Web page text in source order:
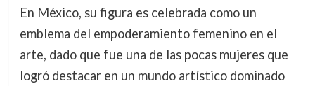
En México, su figura es celebrada como un
emblema del empoderamiento femenino en el
arte, dado que fue una de las pocas mujeres que
logró destacar en un mundo artístico dominado